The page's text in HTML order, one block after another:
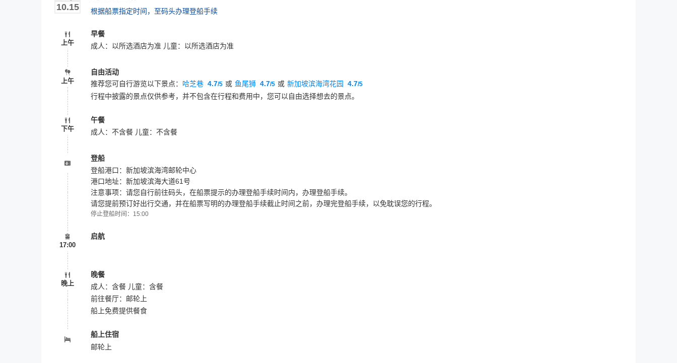
10.15 根据船票指定时间，至码头办理登船手续
上午
早餐
成人：以所选酒店为准 儿童：以所选酒店为准
上午
自由活动
推荐您可自行游览以下景点： 哈芝巷 4.7/5 或 鱼尾狮 4.7/5 或 新加坡滨海湾花园 4.7/5
行程中披露的景点仅供参考，并不包含在行程和费用中，您可以自由选择想去的景点。
下午
午餐
成人：不含餐 儿童：不含餐
登船
登船港口：新加坡滨海湾邮轮中心
港口地址：新加坡滨海大道61号
注意事项：请您自行前往码头，在船票提示的办理登船手续时间内，办理登船手续。
请您提前预订好出行交通，并在船票写明的办理登船手续截止时间之前，办理完登船手续，以免耽误您的行程。
停止登船时间：15:00
17:00
启航
晚上
晚餐
成人：含餐 儿童：含餐
前往餐厅： 邮轮上
船上免费提供餐食
船上住宿
邮轮上